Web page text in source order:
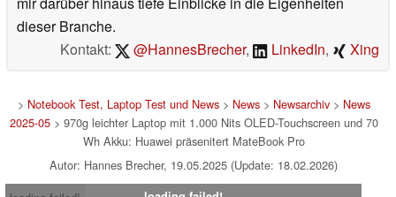
dieser Branche.
Kontakt:
@HannesBrecher, LinkedIn, Xing
> Notebook Test, Laptop Test und News> News> Newsarchiv> News
2025-05> 970g leichter Laptop mit 1.000 Nits OLED-Touchscreen und 70
Wh Akku: Huawei präsenitert MateBook Pro
Autor: Hannes Brecher, 19.05.2025 (Update: 18.02.2026)